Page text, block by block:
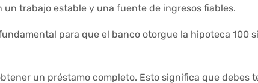
trabajo estable y una fuente de ingresos fiables.
para que el banco otorgue la hipoteca 100
un préstamo completo. Esto significa que debes